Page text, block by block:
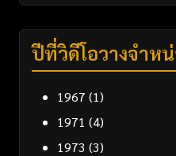
ปีที่วิดีโอวางจำห
1967 (1)
1971 (4)
1973 (3)